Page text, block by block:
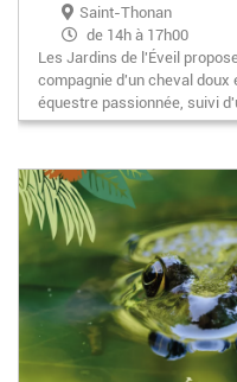
Saint-Thonan
de 14h à 17h00
Les Jardins de l'Éveil
compagnie d'un cheval
équestre passionnée, suivi